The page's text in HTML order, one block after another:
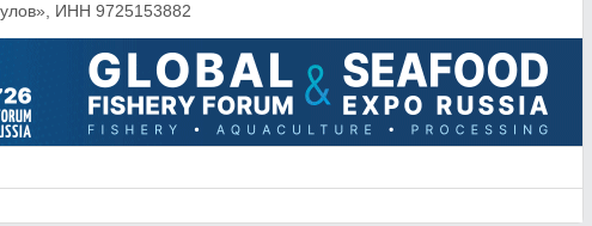
ИНН 9725153882